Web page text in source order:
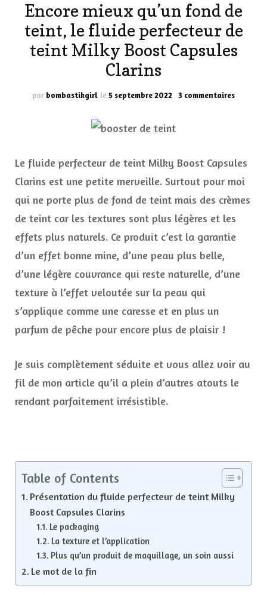
Encore mieux qu’un fond de
teint, le fluide perfecteur de
teint Milky Boost Capsules
Clarins
par bombastikgirl le5 septembre 2022 3 commentairessur
teint,
le
Milky
Clarins
Le fluide perfecteur de teint Milky Boost Capsules
Clarins est une petite merveille. Surtout pour moi
qui ne porte plus de fond de teint mais des crèmes
de teint car les textures sont plus légères et les
effets plus naturels. Ce produit c’est la garantie
d’un effet bonne mine, d’une peau plus belle,
d’une légère couvrance qui reste naturelle, d’une
texture à l’effet veloutée sur la peau qui
s’applique comme une caresse et en plus un
parfum de pêche pour encore plus de plaisir !
Je suis complètement séduite et vous allez voir au
fil de mon article qu’il a plein d’autres atouts le
rendant parfaitement irrésistible.
Table of Contents
Présentation du fluide perfecteur de teint Milky
Boost Capsules Clarins
Le packaging
La texture et l’application
Plus qu’un produit de maquillage, un soin aussi
Le mot de la fin